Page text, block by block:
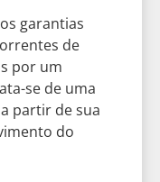
garantias
de
por um
se de uma
partir de sua
do